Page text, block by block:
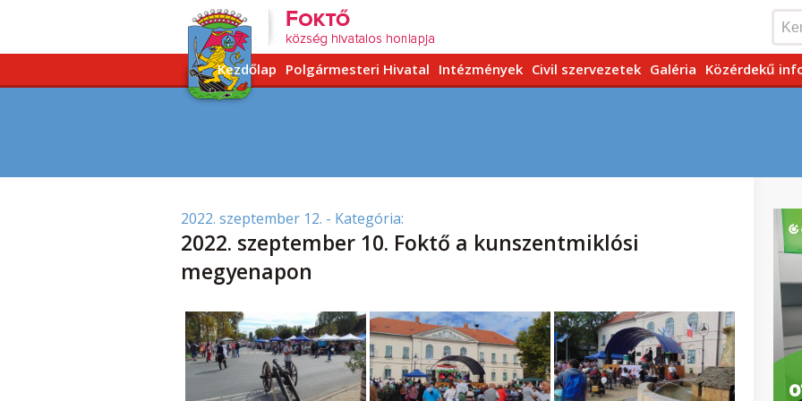
Kezdőlap Polgármesteri Hivatal Intézmények Civil szervezetek Galéria Közérdekű
2022. szeptember 12. - Kategória:
2022. szeptember 10. Foktő a kunszentmiklósi
megyenapon